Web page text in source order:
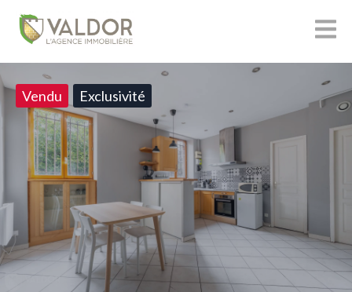
Vendu Exclusivité